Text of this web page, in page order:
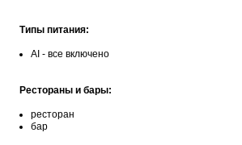
Типы питания:
АІ - все включено
Рестораны и бары:
ресторан
бар